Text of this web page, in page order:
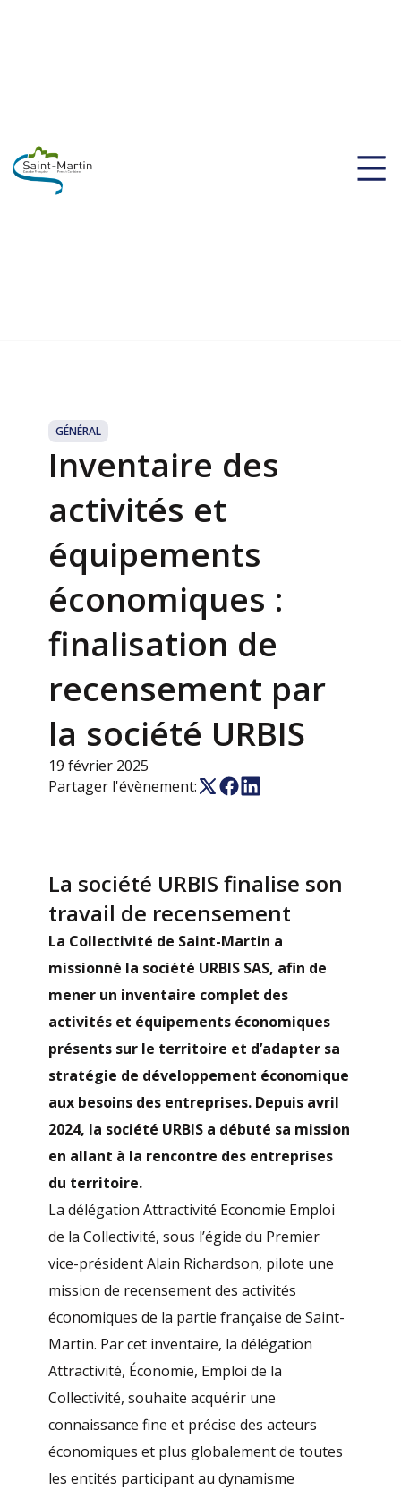
GÉNÉRAL
Inventaire des
activités et
équipements
économiques :
finalisation de
recensement par
la société URBIS
19 février 2025
Partager l'évènement:
La société URBIS finalise son
travail de recensement
La Collectivité de Saint-Martin a
missionné la société URBIS SAS, afin de
mener un inventaire complet des
activités et équipements économiques
présents sur le territoire et d’adapter sa
stratégie de développement économique
aux besoins des entreprises. Depuis avril
2024, la société URBIS a débuté sa mission
en allant à la rencontre des entreprises
du territoire.
La délégation Attractivité Economie Emploi
de la Collectivité, sous l’égide du Premier
vice-président Alain Richardson, pilote une
mission de recensement des activités
économiques de la partie française de Saint-
Martin. Par cet inventaire, la délégation
Attractivité, Économie, Emploi de la
Collectivité, souhaite acquérir une
connaissance fine et précise des acteurs
économiques et plus globalement de toutes
les entités participant au dynamisme